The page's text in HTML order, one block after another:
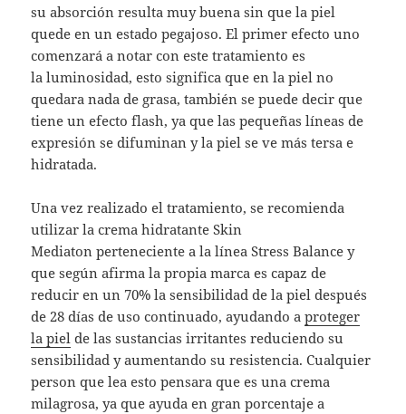
su absorción resulta muy buena sin que la piel
quede en un estado pegajoso. El primer efecto uno
comenzará a notar con este tratamiento es
la luminosidad, esto significa que en la piel no
quedara nada de grasa, también se puede decir que
tiene un efecto flash, ya que las pequeñas líneas de
expresión se difuminan y la piel se ve más tersa e
hidratada.
Una vez realizado el tratamiento, se recomienda
utilizar la crema hidratante Skin
Mediaton perteneciente a la línea Stress Balance y
que según afirma la propia marca es capaz de
reducir en un 70% la sensibilidad de la piel después
de 28 días de uso continuado, ayudando aproteger
la piel de las sustancias irritantes reduciendo su
sensibilidad y aumentando su resistencia. Cualquier
person que lea esto pensara que es una crema
milagrosa, ya que ayuda en gran porcentaje a